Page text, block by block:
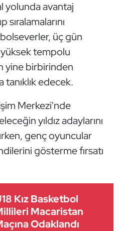
yolunda avantaj
üç gün
tempolu
yine birbirinden
tanıklık edecek.
Merkezi'nde
yıldız adaylarını
genç oyuncular
gösterme fırsatı
Kız Basketbol
Macaristan
Odaklandı